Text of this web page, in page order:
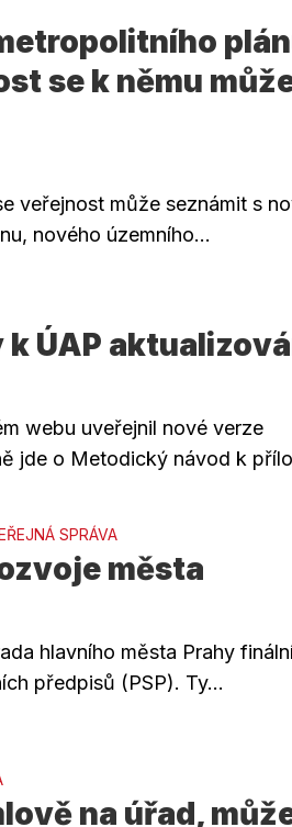
se k němu
veřejnost může seznámit s
nového územního...
ÚAP
webu uveřejnil nové verze
jde o Metodický návod k
SPRÁVA
města
hlavního města Prahy
předpisů (PSP). Ty...
na úřad,